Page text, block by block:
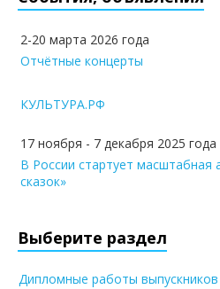
2-20 марта 2026 года
Отчётные концерты
КУЛЬТУРА.РФ
17 ноября - 7 декабря 2025 года
В России стартует масштабная
сказок»
Выберите раздел
Дипломные работы выпускников